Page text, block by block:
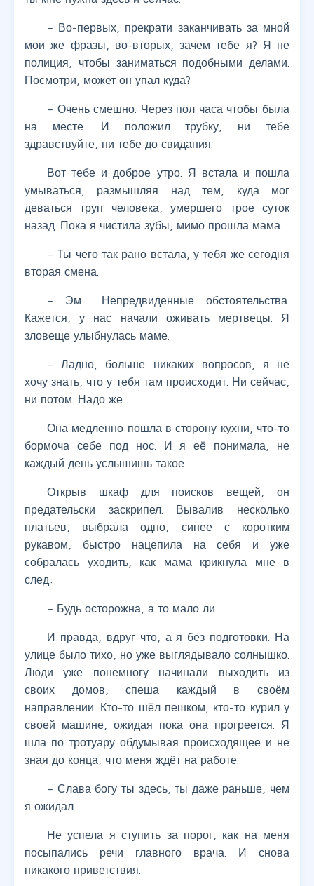
– Во-первых, прекрати заканчивать за мной
мои же фразы, во-вторых, зачем тебе я? Я не
полиция, чтобы заниматься подобными делами.
Посмотри, может он упал куда?
– Очень смешно. Через пол часа чтобы была
на месте. И положил трубку, ни тебе
здравствуйте, ни тебе до свидания.
Вот тебе и доброе утро. Я встала и пошла
умываться, размышляя над тем, куда мог
деваться труп человека, умершего трое суток
назад. Пока я чистила зубы, мимо прошла мама.
– Ты чего так рано встала, у тебя же сегодня
вторая смена.
– Эм… Непредвиденные обстоятельства.
Кажется, у нас начали оживать мертвецы. Я
зловеще улыбнулась маме.
– Ладно, больше никаких вопросов, я не
хочу знать, что у тебя там происходит. Ни сейчас,
ни потом. Надо же…
Она медленно пошла в сторону кухни, что-то
бормоча себе под нос. И я её понимала, не
каждый день услышишь такое.
Открыв шкаф для поисков вещей, он
предательски заскрипел. Вывалив несколько
платьев, выбрала одно, синее с коротким
рукавом, быстро нацепила на себя и уже
собралась уходить, как мама крикнула мне в
след:
– Будь осторожна, а то мало ли.
И правда, вдруг что, а я без подготовки. На
улице было тихо, но уже выглядывало солнышко.
Люди уже понемногу начинали выходить из
своих домов, спеша каждый в своём
направлении. Кто-то шёл пешком, кто-то курил у
своей машине, ожидая пока она прогреется. Я
шла по тротуару обдумывая происходящее и не
зная до конца, что меня ждёт на работе.
– Слава богу ты здесь, ты даже раньше, чем
я ожидал.
Не успела я ступить за порог, как на меня
посыпались речи главного врача. И снова
никакого приветствия.